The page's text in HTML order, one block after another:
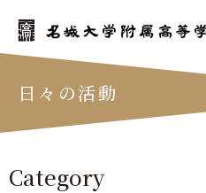
日々の活動
Category